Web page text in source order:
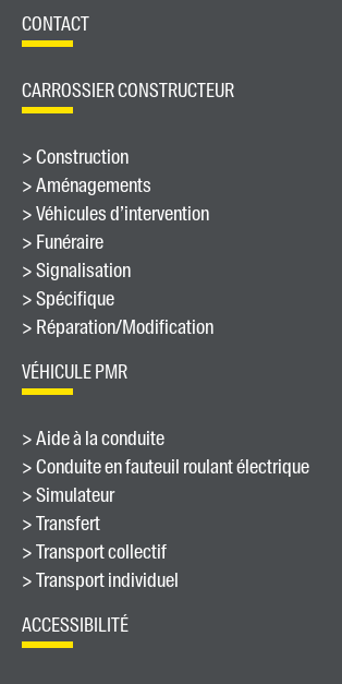
CONTACT
CARROSSIER CONSTRUCTEUR
> Construction
> Aménagements
> Véhicules d’intervention
> Funéraire
> Signalisation
> Spécifique
> Réparation/Modification
VÉHICULE PMR
> Aide à la conduite
> Conduite en fauteuil roulant électrique
> Simulateur
> Transfert
> Transport collectif
> Transport individuel
ACCESSIBILITÉ